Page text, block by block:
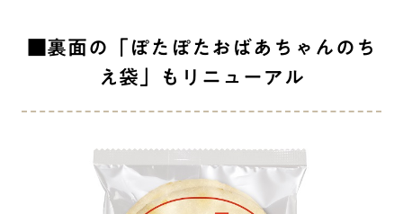
■裏面の「ぽたぽたおばあちゃんのち
え袋」もリニューアル